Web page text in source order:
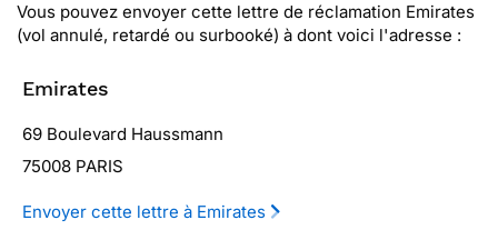
Vous pouvez envoyer cette lettre de réclamation Emirates
(vol annulé, retardé ou surbooké) à dont voici l'adresse :
Emirates
69 Boulevard Haussmann
75008 PARIS
Envoyer cette lettre à Emirates